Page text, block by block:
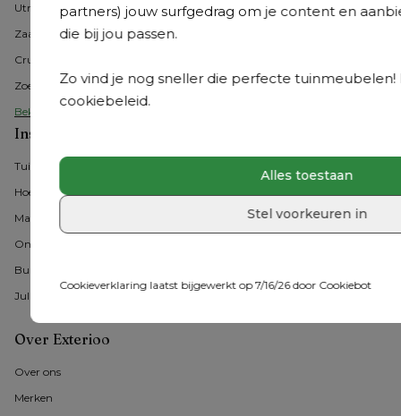
partners) jouw surfgedrag om je content en
die bij jou passen.
Zo vind je nog sneller die perfecte tuinmeubelen!
cookiebeleid.
Alles toestaan
Stel voorkeuren in
Cookieverklaring laatst bijgewerkt op 7/16/26 door Cookiebot
Utrecht
Zaandam
Cruquius
Zoeterwoude
Bekijk alle Benelux showrooms
Inspiratie
Tuintrends
Hoe tuinmeubelen kiezen?
Materialen
Onderhoud
Buitenmomenten
Jullie #exterioo momenten
Over Exterioo
Over ons
Merken